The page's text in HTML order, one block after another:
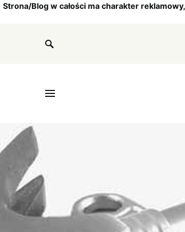
Strona/Blog w całości ma charakter